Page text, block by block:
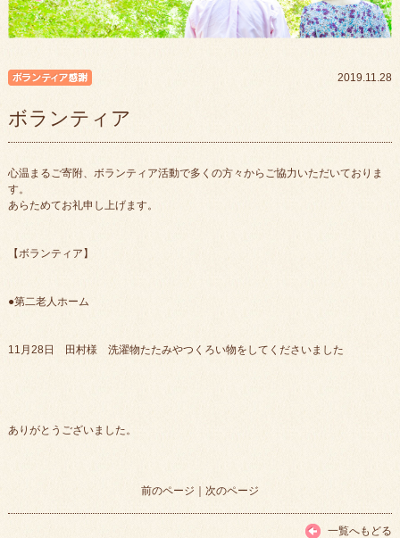
2019.11.28
ボランティア
心温まるご寄附、ボランティア活動で多くの方々からご協力いただいておりま
す。
あらためてお礼申し上げます。
【ボランティア】
●第二老人ホーム
11月28日 田村様 洗濯物たたみやつくろい物をしてくださいました
ありがとうございました。
前のページ ｜ 次のページ
一覧へもどる